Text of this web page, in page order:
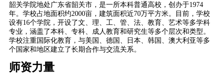
韶关学院地处广东省韶关市，是一所本科普通高校，创办于1974
年。学校占地面积约2000亩，建筑面积近70万平方米。目前，学校
设有16个学院，开设了文、理、工、管、法、教育、艺术等多学科
专业，涵盖了本科、专科、成人教育和研究生等多个层次和类型。
学校注重国际化教育，与美国、德国、日本、韩国、澳大利亚等多
个国家和地区建立了长期合作与交流关系。
师资力量